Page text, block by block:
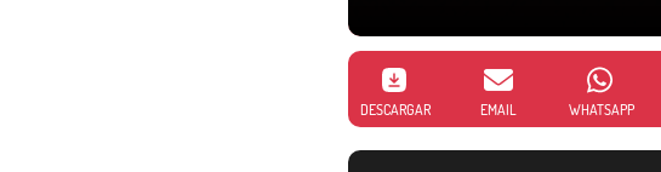
DESCARGAR EMAIL WHATSAPP